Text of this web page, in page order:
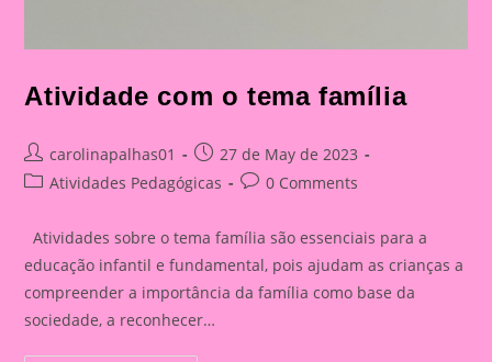
Atividade com o tema família
Post
author:
carolinapalhas01
Post
published:
27 de May de 2023
PostAtividades Pedagógicas
Post0 Comments
Atividades sobre o tema família são essenciais para a
educação infantil e fundamental, pois ajudam as crianças a
compreender a importância da família como base da
sociedade, a reconhecer…